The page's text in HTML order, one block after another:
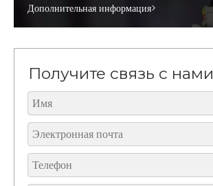
Дополнительная информация>
Получите связь с нами